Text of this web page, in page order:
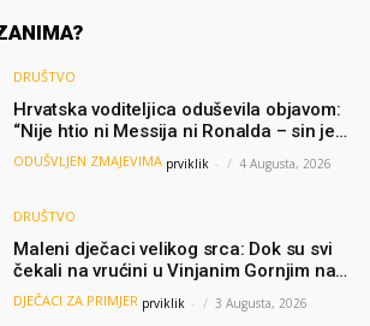
DRUŠTVO
Hrvatska voditeljica oduševila objavom:
“Nije htio ni Messija ni Ronalda – sin je
želio samo dres Bosne”
ODUŠVLJEN ZMAJEVIMA prviklik - 4 Augusta, 2026
DRUŠTVO
Maleni dječaci velikog srca: Dok su svi
čekali na vrućini u Vinjanim Gornjim na
granici, Ljubi i Šime su dijelili vodu
putnicima
DJEČACI ZA PRIMJER prviklik - 3 Augusta, 2026